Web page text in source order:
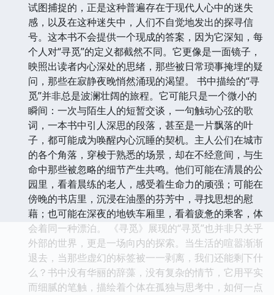
试图捕捉的，正是这种普遍存在于现代人心中的迷失
感，以及在这种迷失中，人们不自觉地发出的探寻信
号。这本书不会提供一个现成的答案，因为它深知，每
个人对“寻觅”的定义都截然不同。它更像是一面镜子，
映照出读者内心深处的思绪，那些被日常琐事掩埋的疑
问，那些在寂静夜晚悄然涌现的渴望。 书中描绘的“寻
觅”并非总是波澜壮阔的旅程。它可能只是一个微小的
瞬间：一次与陌生人的短暂交谈，一句触动心弦的歌
词，一本书中引人深思的段落，甚至是一片飘落的叶
子，都可能成为唤醒内心沉睡的契机。主人公们在城市
的各个角落，穿梭于熟悉的场景，却在不经意间，与生
命中那些被忽略的细节产生共鸣。他们可能在清晨的公
园里，看着晨练的老人，感受着生命力的顽强；可能在
傍晚的书店里，沉浸在油墨的芬芳中，寻找思想的慰
藉；也可能在深夜的地铁车厢里，看着疲惫的乘客，体
会着同一种漂泊。 《寻觅》展现的“寻觅”也并非只关乎
外部的世界，更是一场向内的探索。当生活的喧嚣渐渐
退去，当那些虚幻的标签被一一剥离，我们还能剩下什
么？书中没有华丽的辞藻，没有复杂的情节，它用平实
而细腻的笔触，描绘着个体在孤独与思考中，如何一点